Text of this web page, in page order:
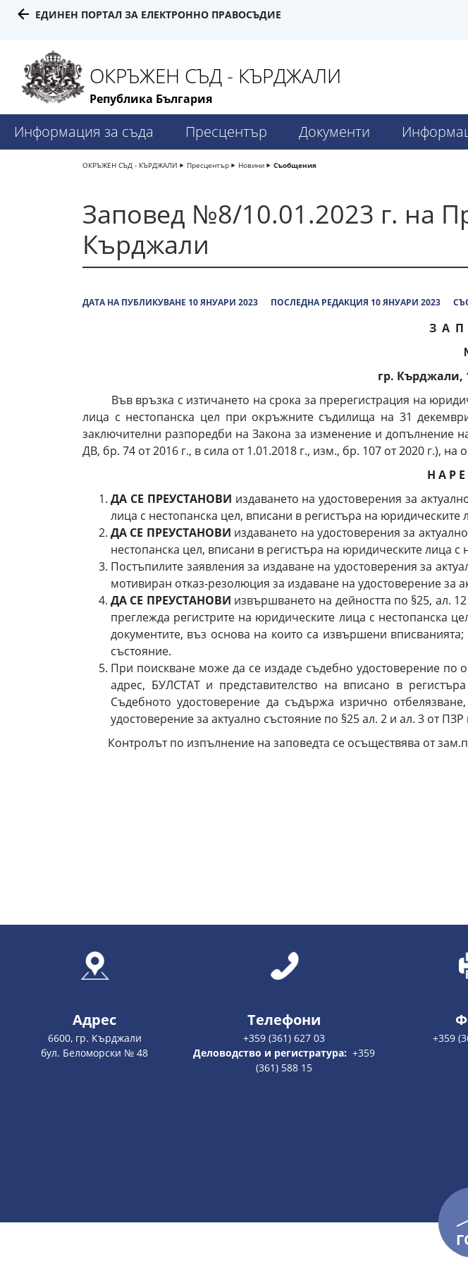
ЕДИНЕН ПОРТАЛ ЗА ЕЛЕКТРОННО ПРАВОСЪДИЕ
ОКРЪЖЕН СЪД - КЪРДЖАЛИ
Република България
Информация за съда Пресцентър Документи
ОКРЪЖЕН СЪД - КЪРДЖАЛИ Пресцентър Новини Съобщения
Заповед №8/10.01.2023 г. на
Кърджали
ДАТА НА ПУБЛИКУВАНЕ 10 ЯНУАРИ 2023 ПОСЛЕДНА РЕДАКЦИЯ 10 ЯНУАРИ 2023
З А
гр. Кърджали,
Във връзка с изтичането на срока за пререгистрация на
лица с нестопанска цел при окръжните съдилища на 31
заключителни разпоредби на Закона за изменение и допълнение
ДВ, бр. 74 от 2016 г., в сила от 1.01.2018 г., изм., бр. 107 от 2020 г.), на
Н А Р
ДА СЕ ПРЕУСТАНОВИ издаването на удостоверения за
лица с нестопанска цел, вписани в регистъра на
ДА СЕ ПРЕУСТАНОВИ издаването на удостоверения за
нестопанска цел, вписани в регистъра на юридическите лица
Постъпилите заявления за издаване на удостоверения за
мотивиран отказ-резолюция за издаване на удостоверение за
ДА СЕ ПРЕУСТАНОВИ извършването на дейността по §25, ал.
преглежда регистрите на юридическите лица с нестопанска
документите, въз основа на които са извършени
състояние.
При поискване може да се издаде съдебно удостоверение
адрес, БУЛСТАТ и представителство на вписано в
Съдебното удостоверение да съдържа изрично
удостоверение за актуално състояние по §25 ал. 2 и ал. 3 от
Контролът по изпълнение на заповедта се осъществява от
Адрес
6600, гр. Кърджали
бул. Беломорски № 48
Телефони
+359 (361) 627 03
Деловодство и регистратура: +359
(361) 588 15
+359